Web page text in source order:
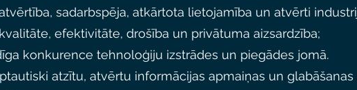
sadarbspēja, atkārtota lietojamība un atvērti
efektivitāte, drošība un privātuma aizsardzība;
konkurence tehnoloģiju izstrādes un piegādes jomā.
atzītu, atvērtu informācijas apmaiņas un